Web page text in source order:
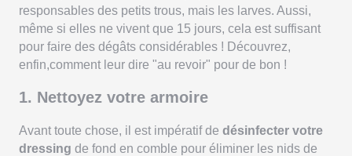
responsables des petits trous, mais les larves. Aussi,
même si elles ne vivent que 15 jours, cela est suffisant
pour faire des dégâts considérables ! Découvrez,
enfin,comment leur dire "au revoir" pour de bon !
1. Nettoyez votre armoire
Avant toute chose, il est impératif de désinfecter votre
dressing de fond en comble pour éliminer les nids de